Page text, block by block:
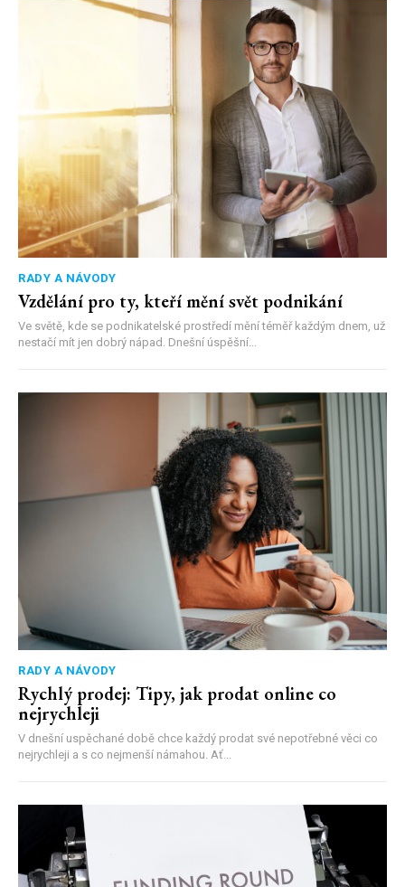
RADY A NÁVODY
Vzdělání pro ty, kteří mění svět podnikání
Ve světě, kde se podnikatelské prostředí mění téměř každým dnem, už
nestačí mít jen dobrý nápad. Dnešní úspěšní...
RADY A NÁVODY
Rychlý prodej: Tipy, jak prodat online co
nejrychleji
V dnešní uspěchané době chce každý prodat své nepotřebné věci co
nejrychleji a s co nejmenší námahou. Ať...